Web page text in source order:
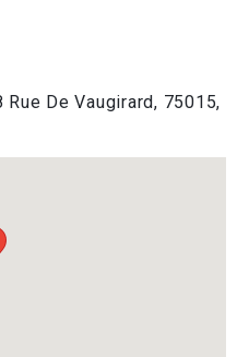
De Vaugirard, 75015,